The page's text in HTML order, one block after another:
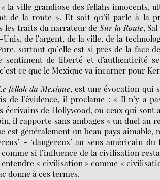
la ville grandiose des fellahs innocents,
de la route ». Et soit qu’il parle à la
les traits du narrateur de Sur la Route,
de l’argent, de la ville, de la
surtout qu’elle est si près de la face
de liberté et d’authenticité
ce que le Mexique va incarner pour
fellah du Mexique, est une évocation qui
de l’évidence, il proclame : « Il n’y a
de Hollywood, ou ceux qui sont
il rapporte sans ambages « un duel au
est généralement un beau pays aimable,
- ‘dangereux’ au sens américain
comme si l’influence de la civilisation
« civilisation » comme «
donne à ces termes.